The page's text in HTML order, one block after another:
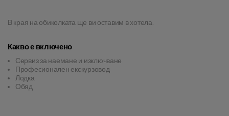
В края на обиколката ще ви оставим в хотела.
Какво е включено
Сервиз за наемане и изключване
Професионален екскурзовод
Лодка
Обяд